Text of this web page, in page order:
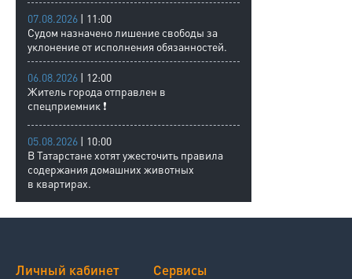
07.08.2026 | 11:00
Судом назначено лишение свободы за
уклонение от исполнения обязанностей.
06.08.2026 | 12:00
Житель города отправлен в
спецприемник ❗
05.08.2026 | 10:00
В Татарстане хотят ужесточить правила
содержания домашних животных
в квартирах.
Личный кабинет Сервисы